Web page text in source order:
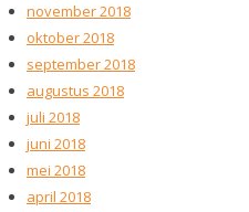
november 2018
oktober 2018
september 2018
augustus 2018
juli 2018
juni 2018
mei 2018
april 2018